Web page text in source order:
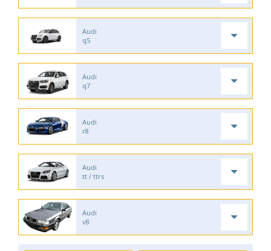
Audi
q5
Audi
q7
Audi
r8
Audi
tt / ttrs
Audi
v8